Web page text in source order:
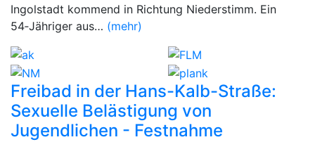
Ingolstadt kommend in Richtung Niederstimm. Ein
54‑Jähriger aus… (mehr)
Freibad in der Hans-Kalb-Straße:
Sexuelle Belästigung von
Jugendlichen - Festnahme